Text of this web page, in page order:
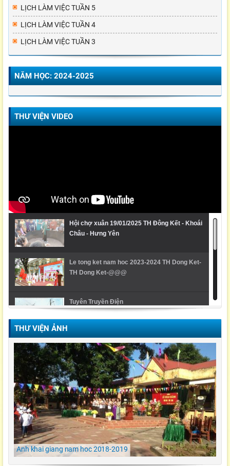
LỊCH LÀM VIỆC TUẦN 5
LỊCH LÀM VIỆC TUẦN 4
LỊCH LÀM VIỆC TUẦN 3
NĂM HỌC: 2024-2025
THƯ VIỆN VIDEO
Hội chợ xuân 19/01/2025 TH Đông Kết - Khoái
Châu - Hưng Yên
Le tong ket nam hoc 2023-2024 TH Dong Ket-
TH Dong Ket-@@@
Tuyên Truyền Điện
Video Lễ trao giải cuộc thi Violympic Quốc gia
Ngày hội ẩm thực/ TH Đông kết/ Khoái Châu/
Hưng Yên
LỄ KHAI GIẢNG NĂM HỌC 2021-2022 Tiểu
Học Đông Kết
THƯ VIỆN ẢNH
Anh khai giang nam hoc 2018-2019